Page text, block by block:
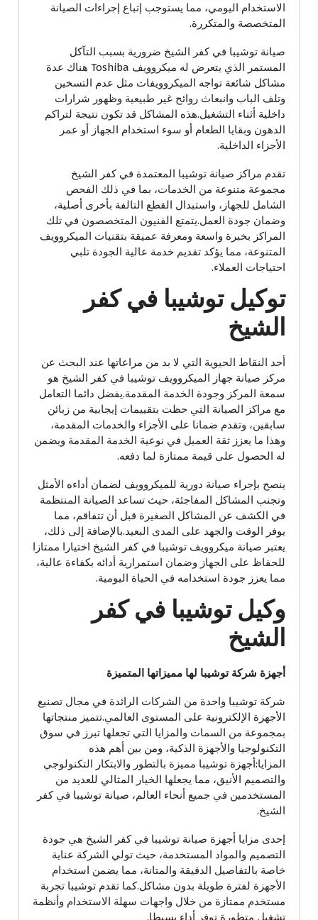
الاستخدام اليومي، مما يستوجب إتباع إجراءات الصيانة
المتخصصة والمتكررة.
صيانة توشيبا في كفر الشيخ ضرورية بسبب التآكل
المستمر الذي يتعرض له ميكروويف Toshiba هناك عدة
مشاكل شائعة تواجه الميكروويفات مثل عدم التسخين
وتلف الباب وانبعاث روائح غير طبيعية وظهور شرارات
داخلية أثناء التشغيل.هذه المشاكل قد تكون نتيجة لتراكم
الدهون وبقايا الطعام أو سوء استخدام الجهاز أو عمر
الأجزاء الداخلية.
تقدم مراكز صيانة توشيبا المعتمدة في كفر الشيخ
مجموعة متنوعة من الخدمات، بما في ذلك الفحص
الشامل للجهاز، واستبدال القطع التالفة بأخرى أصلية،
وضمان جودة العمل.يتمتع الفنيون المتخصصون في تلك
المراكز بخبرة واسعة ومعرفة عميقة بتقنيات الميكروويف
المتنوعة، مما يؤكد تقديم خدمة عالية الجودة تلبي
احتياجات العملاء.
توكيل توشيبا في كفر
الشيخ
أحد النقاط الحيوية التي لا بد من مراعاتها عند البحث عن
مركز صيانة جهاز الميكروويف توشيبا في كفر الشيخ هو
سمعة المركز وجودة الخدمة المقدمة.يفضل دائما التعامل
مع مراكز الصيانة التي حظت بتقييمات إيجابية من زبائن
سابقين، وتقدم ضمانا على الأجزاء والخدمات المقدمة،
وهذا ما يعزز ثقة العميل في نوعية الخدمة المقدمة ويضمن
له الحصول على قيمة ممتازة لما دفعه.
ينصح بإجراء صيانة دورية للميكروويف لضمان أداءه الأمثل
وتجنب المشاكل المفاجئة، حيث تساعد الصيانة المنتظمة
في الكشف عن المشاكل الصغيرة قبل أن تتفاقم، مما
يوفر الوقت والجهد على المدى البعيد.بالإضافة إلى ذلك،
يعتبر صيانة ميكروويف توشيبا في كفر الشيخ اختيارا ممتازا
للحفاظ على الجهاز وضمان استمرارية أدائه بكفاءة عالية،
مما يعزز جودة استخدامه في الحياة اليومية.
وكيل توشيبا في كفر
الشيخ
أجهزة شركة توشيبا لها مميزاتها المتميزة
شركة توشيبا واحدة من الشركات الرائدة في مجال تصنيع
الأجهزة الإلكترونية على المستوى العالمي.تتميز منتجاتها
بمجموعة من السمات والمزايا التي تجعلها تبرز في سوق
التكنولوجيا والأجهزة الذكية، ومن بين أهم هذه
المزايا:أجهزة توشيبا مميزة بالتطور والابتكار التكنولوجي
والتصميم الأنيق، مما يجعلها الخيار المثالي للعديد من
المستخدمين في جميع أنحاء العالم، صيانة توشيبا في كفر
الشيخ.
إحدى مزايا أجهزة صيانة توشيبا في كفر الشيخ هي جودة
التصميم والمواد المستخدمة، حيث تولي الشركة عناية
خاصة بالتفاصيل الدقيقة والمتانة، مما يضمن استخدام
الأجهزة لفترة طويلة بدون مشاكل.كما تقدم توشيبا تجربة
مستخدم ممتازة من خلال واجهات سهلة الاستخدام وأنظمة
تشغيل متطورة توفر أداء بسيطا.